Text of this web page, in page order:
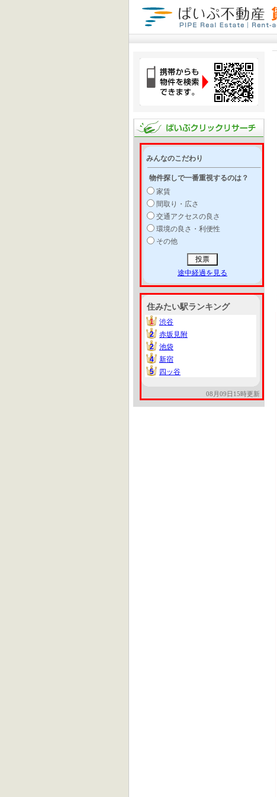
みんなのこだわり
物件探しで一番重視するのは？
家賃
間取り・広さ
交通アクセスの良さ
環境の良さ・利便性
その他
途中経過を見る
住みたい駅ランキング
1
1
渋谷
2
2
赤坂見附
2
2
池袋
4
4
新宿
5
5 四ッ谷
08月09日15時更新